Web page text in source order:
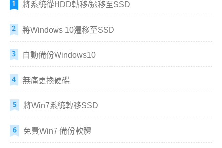
將系統從HDD轉移/遷移至SSD
將Windows 10遷移至SSD
自動備份Windows10
無痛更換硬碟
將Win7系統轉移SSD
免費Win7 備份軟體